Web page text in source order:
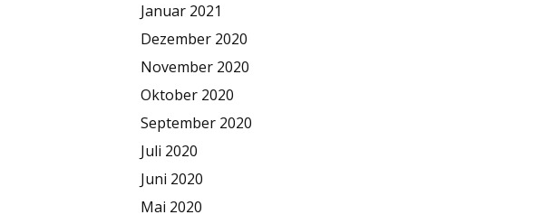
Januar 2021
Dezember 2020
November 2020
Oktober 2020
September 2020
Juli 2020
Juni 2020
Mai 2020